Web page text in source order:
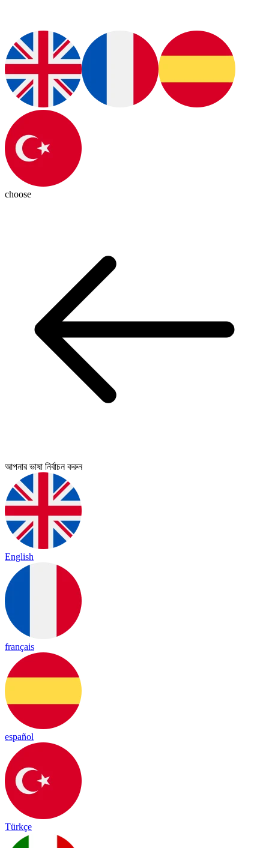
choose
আপনার ভাষা নির্বাচন করুন
English
français
español
Türkçe